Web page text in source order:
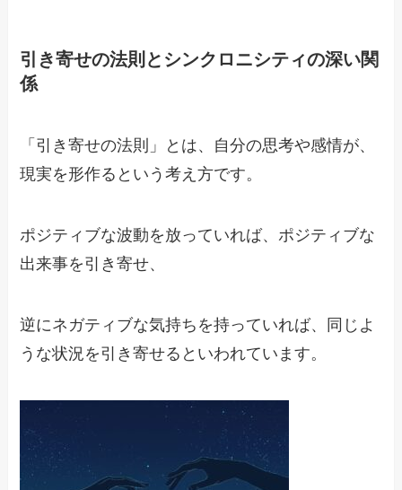
引き寄せの法則とシンクロニシティの深い関
係
「引き寄せの法則」とは、自分の思考や感情が、
現実を形作るという考え方です。
ポジティブな波動を放っていれば、ポジティブな
出来事を引き寄せ、
逆にネガティブな気持ちを持っていれば、同じよ
うな状況を引き寄せるといわれています。